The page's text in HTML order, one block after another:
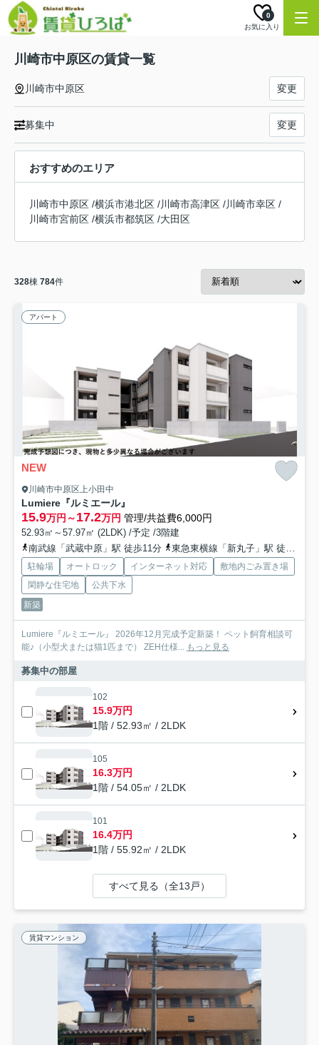
お気に入り
0
川崎市中原区の賃貸一覧
川崎市中原区 変更
募集中 変更
おすすめのエリア
川崎市中原区 /横浜市港北区 /川崎市高津区 /川崎市幸区 /
川崎市宮前区 /横浜市都筑区 /大田区
328棟 784件
アパート
NEW
川崎市中原区上小田中
Lumiere『ルミエール』
15.9万円～17.2万円 管理/共益費6,000円
52.93㎡～57.97㎡ (2LDK) /予定 /3階建
南武線「武蔵中原」駅 徒歩11分
東急東横線「新丸子」駅 徒歩29分
駐輪場 オートロック インターネット対応
敷地内ごみ置き場
閑静な住宅地
公共下水
新築
Lumiere『ルミエール』 2026年12月完成予定新築！ ペット飼育相談可
能♪（小型犬または猫1匹まで） ZEH仕様... もっと見る
募集中の部屋
102
15.9万円
1階 / 52.93㎡ / 2LDK
105
16.3万円
1階 / 54.05㎡ / 2LDK
101
16.4万円
1階 / 55.92㎡ / 2LDK
すべて見る（全13戸）
賃貸マンション